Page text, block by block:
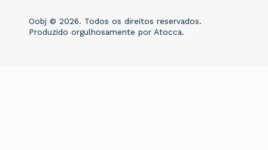
Oobj © 2026. Todos os direitos reservados.
Produzido orgulhosamente por Atocca.